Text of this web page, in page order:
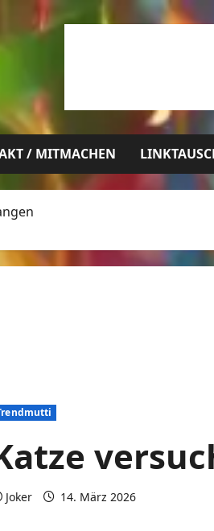
/ MITMACHEN
Joker 14. März 2026